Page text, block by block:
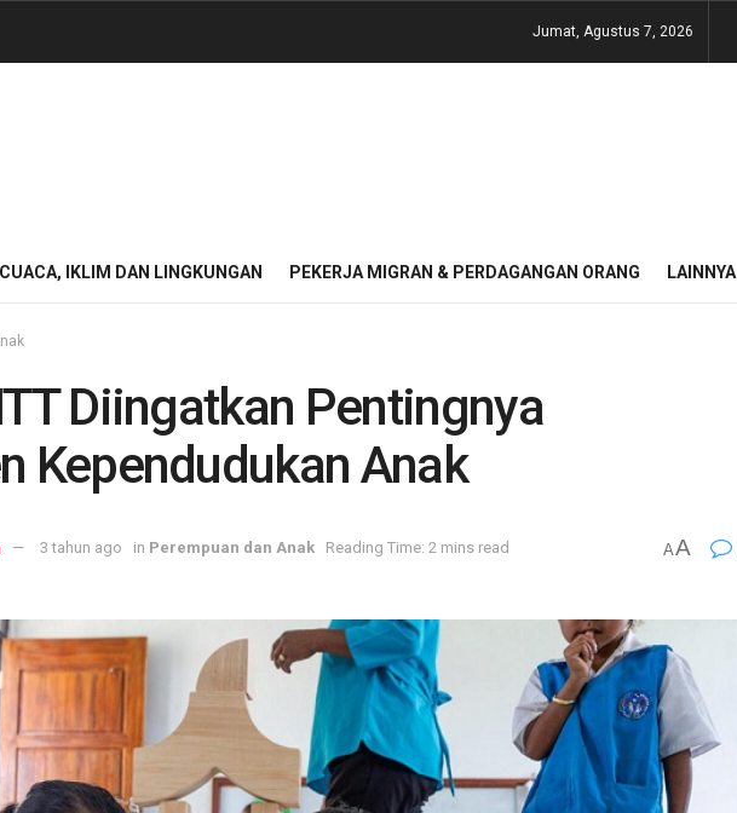
Jumat, Agustus 7, 2026
CUACA, IKLIM DAN LINGKUNGAN PEKERJA MIGRAN & PERDAGANGAN ORANG LAINNYA
Diingatkan Pentingnya
Kependudukan Anak
3 tahun ago in Perempuan dan Anak Reading Time: 2 mins read AA